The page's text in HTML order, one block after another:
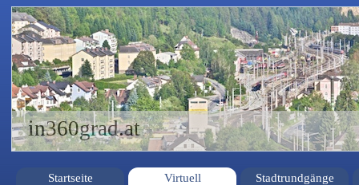
in360grad.at
Startseite Virtuell Stadtrundgänge